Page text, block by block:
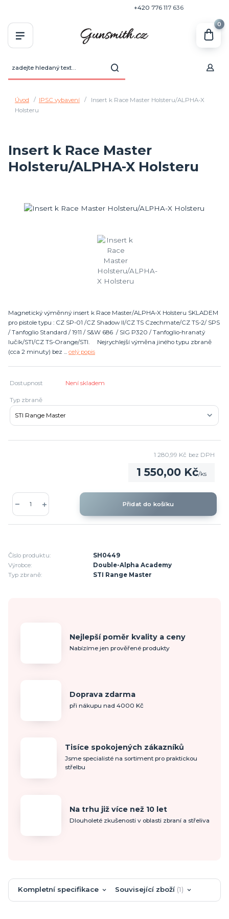
+420 776 117 636
0
Úvod IPSC vybavení
Insert k Race Master Holsteru/ALPHA-X
Holsteru
Insert k Race Master
Holsteru/ALPHA-X Holsteru
Magnetický výměnný insert k Race Master/ALPHA-X Holsteru SKLADEM
pro pistole typu : CZ SP-01 /CZ Shadow II/CZ TS Czechmate/CZ TS-2/ SPS
/ Tanfoglio Standard / 1911 / S&W 686 / SIG P320 / Tanfoglio-hranatý
lučík/STI/CZ TS-Orange/STI. Nejrychlejší výměna jiného typu zbraně
(cca 2 minuty) bez ... celý popis
Dostupnost Není skladem
Typ zbraně
1 550,00 Kč/ks
1 280,99 Kč bez DPH
Přidat do košíku
Číslo produktu:
SH0449
Výrobce:
Double-Alpha Academy
Typ zbraně:
STI Range Master
Nejlepší poměr kvality a ceny
Nabízíme jen prověřené produkty
Doprava zdarma
při nákupu nad 4000 Kč
Tisíce spokojených zákazníků
Jsme specialisté na sortiment pro praktickou
střelbu
Na trhu již více než 10 let
Dlouholeté zkušenosti v oblasti zbraní a střeliva
Kompletní specifikace Související zboží 1